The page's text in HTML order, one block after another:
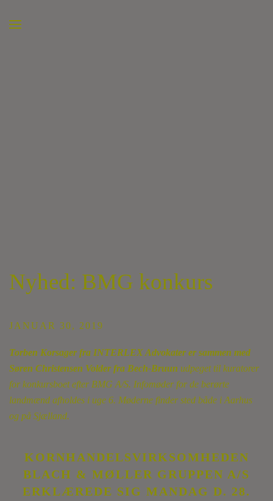
Nyhed: BMG konkurs
JANUAR 30, 2019
Torben Korsager fra INTERLEX Advokater er sammen med
Søren Christensen Volder fra Bech-Bruun udpeget til kuratorer
for konkursboet efter BMG A/S. Infomøder for de berørte
landmænd afholdes i uge 6. Møderne finder sted både i Aarhus
og på Sjælland.
KORNHANDELSVIRKSOMHEDEN
BLACH & MØLLER GRUPPEN A/S
ERKLÆREDE SIG MANDAG D. 28.